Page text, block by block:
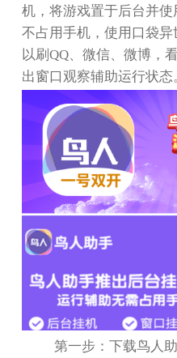
机，将游戏置于后台并使
不占用手机，使用口袋
以刷QQ 、微信、微博，
出窗口观察辅助运行状态
第一步：下载鸟人